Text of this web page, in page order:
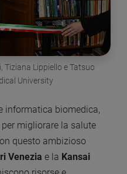
Tiziana Lippiello e Tatsuo
University
informatica biomedica,
migliorare la salute
questo ambizioso
Venezia e la Kansai